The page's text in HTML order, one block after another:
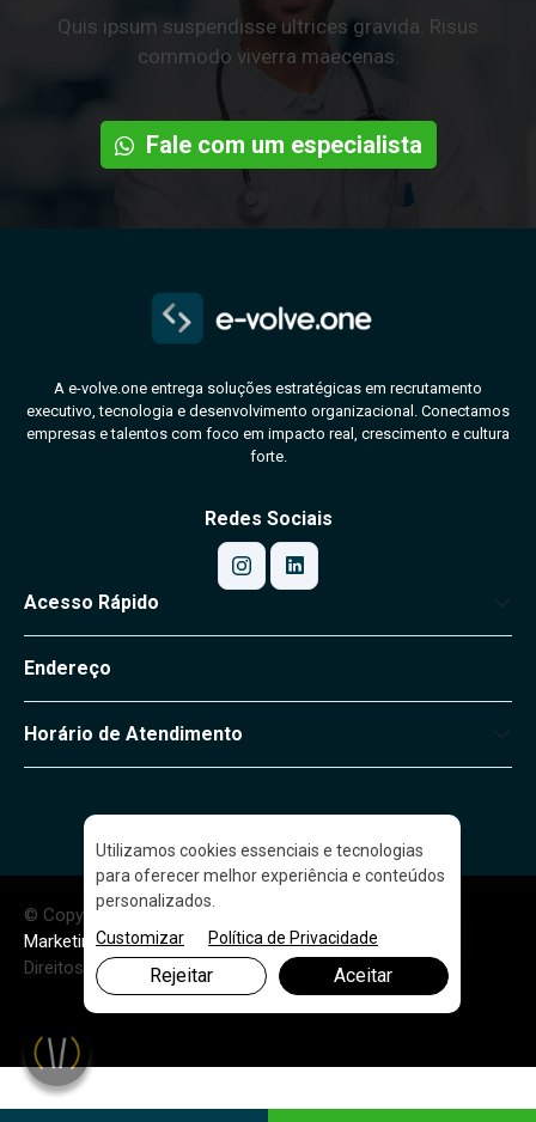
Quis ipsum suspendisse ultrices gravida. Risus
commodo viverra maecenas.
Fale com um especialista
A e-volve.one entrega soluções estratégicas em recrutamento
executivo, tecnologia e desenvolvimento organizacional. Conectamos
empresas e talentos com foco em impacto real, crescimento e cultura
forte.
Redes Sociais
Acesso Rápido
Endereço
Horário de Atendimento
© Copyright 2026. DIVIA
Marketing Digital. Todos os
Direitos Reservados
Utilizamos cookies essenciais e tecnologias
para oferecer melhor experiência e conteúdos
personalizados.
Customizar
Política de Privacidade
Rejeitar Aceitar